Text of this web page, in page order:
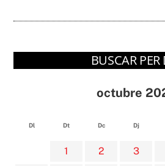
BUSCAR
octubre
Dl Dt Dc Dj
1 2 3